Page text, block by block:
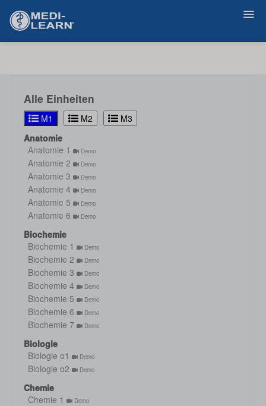
Alle Einheiten
M1 M2
M3
Anatomie
Anatomie 1
Demo
Anatomie 2 Demo
Anatomie 3 Demo
Anatomie 4 Demo
Anatomie 5 Demo
Anatomie 6 Demo
Biochemie
Biochemie 1
Demo
Biochemie 2 Demo
Biochemie 3 Demo
Biochemie 4 Demo
Biochemie 5 Demo
Biochemie 6 Demo
Biochemie 7 Demo
Biologie
Biologie o1
Demo
Biologie o2 Demo
Chemie
Chemie 1
Demo